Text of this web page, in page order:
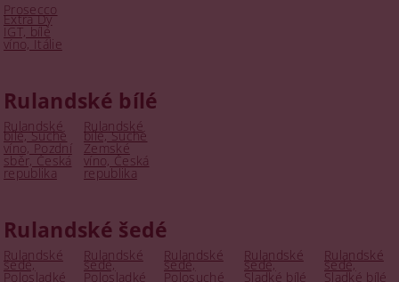
Prosecco
Extra Dy
IGT, bílé
víno, Itálie
Rulandské bílé
Rulandské
bílé, Suché
víno, Pozdní
sběr, Česká
republika
Rulandské
bílé, Suché
Zemské
víno, Česká
republika
Rulandské šedé
Rulandské
šedé,
Polosladké
Rulandské
šedé,
Polosladké
Rulandské
šedé,
Polosuché
Rulandské
šedé,
Sladké bílé
Rulandské
šedé,
Sladké bílé